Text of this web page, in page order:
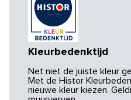
Kleurbedenktijd
Net niet de juiste kleur
Met de Histor
nieuwe kleur kiezen.